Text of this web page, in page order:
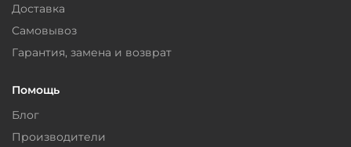
Доставка
Самовывоз
Гарантия, замена и возврат
Помощь
Блог
Производители